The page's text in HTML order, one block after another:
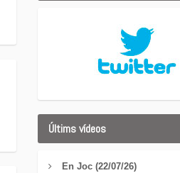
Últims vídeos
En Joc (22/07/26)